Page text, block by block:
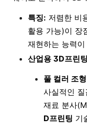
특징: 저렴한 비
활용 가능)이 장
재현하는 능력
산업용 3D프린
풀 컬러 조
사실적인
재료 분사
D프린팅 기